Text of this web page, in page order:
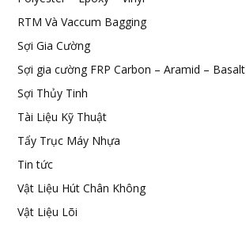
RTM Và Vaccum Bagging
Sợi Gia Cường
Sợi gia cường FRP Carbon – Aramid – Basalt
Sợi Thủy Tinh
Tài Liệu Kỹ Thuật
Tẩy Trục Máy Nhựa
Tin tức
Vật Liệu Hút Chân Không
Vật Liệu Lõi